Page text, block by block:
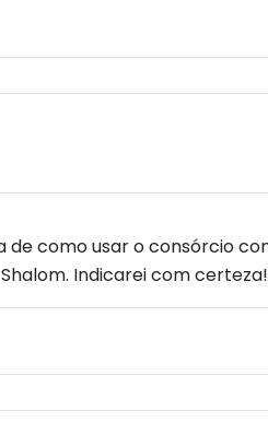
de como usar o consórcio
Indicarei com certeza!